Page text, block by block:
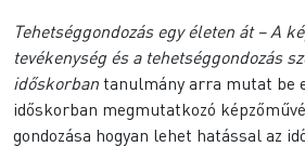
Tehetséggondozás egy életen át – A
tevékenység és a tehetséggondozás
időskorbantanulmány arra mutat be
időskorban megmutatkozó
gondozása hogyan lehet hatással az